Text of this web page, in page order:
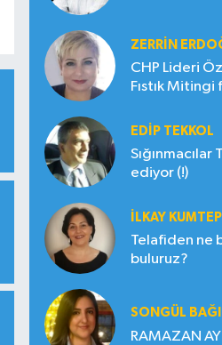
ZERRIN
CHP Lideri
Fıstık Mitingi
EDIP TEKKOL
ediyor (!)
İLKAY
Telafiden ne
buluruz?
SONGÜL
RAMAZAN